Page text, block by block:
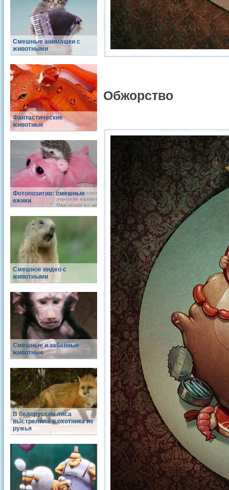
Смешные анимашки с
животными
Фантастические
животные
Фотопозитив: смешные
ежики
Смешное видео с
животными
Смешные и забавные
животные
В белоруссии лиса
выстрелила в охотника из
ружья
Обжорство